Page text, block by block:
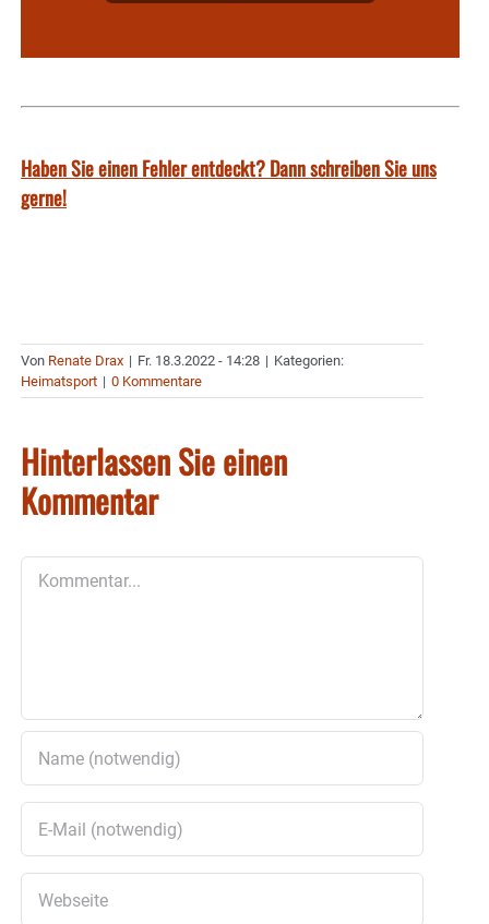
Haben Sie einen Fehler entdeckt? Dann schreiben Sie uns
gerne!
Von Renate Drax | Fr. 18.3.2022 - 14:28 | Kategorien:
Heimatsport | 0 Kommentare
Hinterlassen Sie einen
Kommentar